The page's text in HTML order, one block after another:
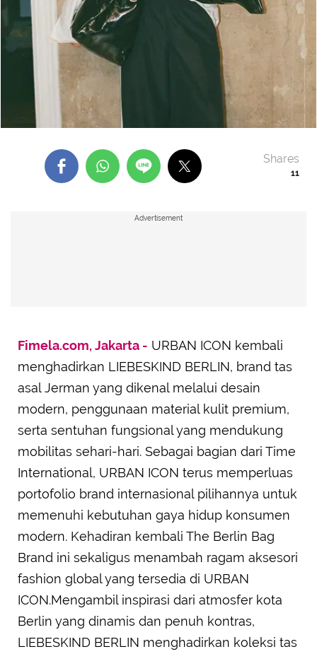
11
Shares
Advertisement
Fimela.com, Jakarta - URBAN ICON kembali
menghadirkan LIEBESKIND BERLIN, brand tas
asal Jerman yang dikenal melalui desain
modern, penggunaan material kulit premium,
serta sentuhan fungsional yang mendukung
mobilitas sehari-hari. Sebagai bagian dari Time
International, URBAN ICON terus memperluas
portofolio brand internasional pilihannya untuk
memenuhi kebutuhan gaya hidup konsumen
modern. Kehadiran kembali The Berlin Bag
Brand ini sekaligus menambah ragam aksesori
fashion global yang tersedia di URBAN
ICON.Mengambil inspirasi dari atmosfer kota
Berlin yang dinamis dan penuh kontras,
LIEBESKIND BERLIN menghadirkan koleksi tas